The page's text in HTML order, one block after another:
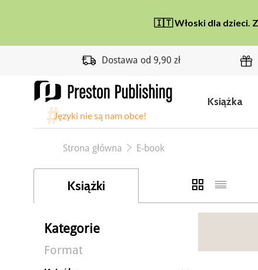
Dostawa od 9,90 zł
Książka
Strona główna E-book
Książki
Kategorie
Format